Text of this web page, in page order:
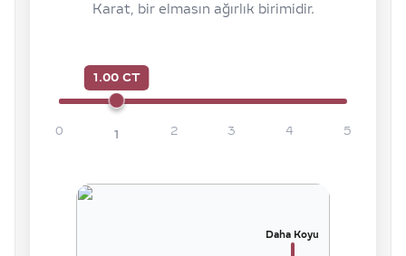
Karat, bir elmasın ağırlık birimidir.
1.00 CT
0 1 2 3 4 5
Daha Koyu